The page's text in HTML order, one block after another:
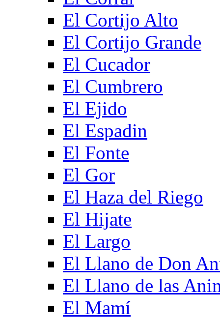
El Cortijo Alto
El Cortijo Grande
El Cucador
El Cumbrero
El Ejido
El Espadin
El Fonte
El Gor
El Haza del Riego
El Hijate
El Largo
El Llano de Don
El Llano de las
El Mamí